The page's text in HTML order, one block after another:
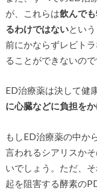
が、これらは飲んで
るわけではないとい
前にかならずレビト
ることができないので
ED治療薬は決して健
に心臓などに負担を
もしED治療薬の中か
言われるシアリスか
いでしょう。ただ、
起を阻害する酵素の